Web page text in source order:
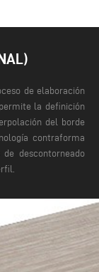
de elaboración
la definición
del borde
contraforma
descontorneado